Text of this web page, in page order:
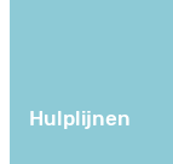
Hulplijnen